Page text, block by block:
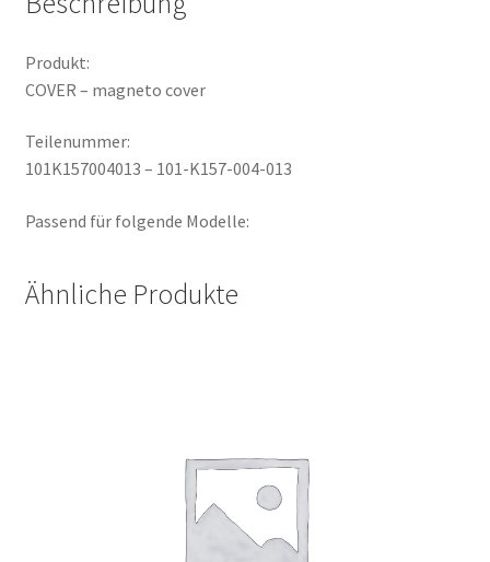
Produkt:
COVER – magneto cover
Teilenummer:
101K157004013 – 101-K157-004-013
Passend für folgende Modelle:
Ähnliche Produkte